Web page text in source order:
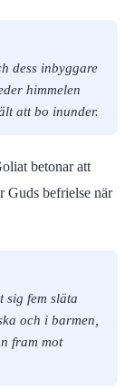
dess inbyggare
himmelen
att bo inunder.
betonar att
Guds befrielse när
sig fem släta
och i barmen,
fram mot